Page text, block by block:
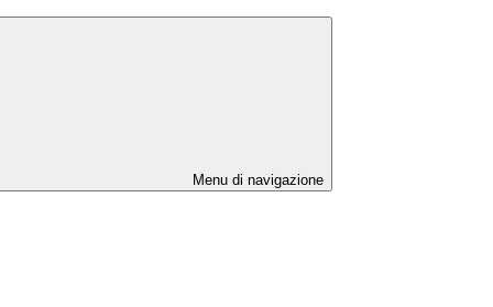
Menu di navigazione